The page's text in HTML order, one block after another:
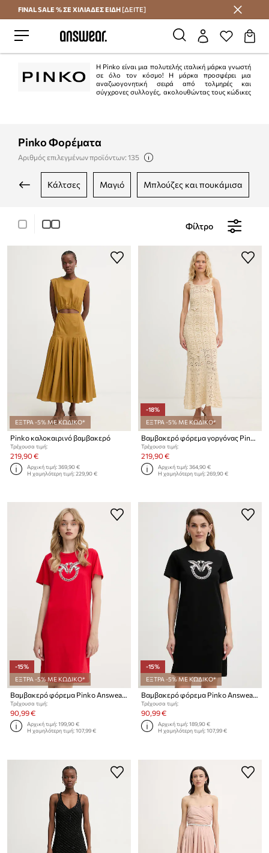
Εξοικονομήστε με το Answear Club
FINAL SALE % ΣΕ ΧΙΛΙΑΔΕΣ ΕΙΔΗ [ΔΕΙΤΕ]
Η Pinko είναι μια πολυτελής ιταλική μάρκα γνωστή
σε όλο τον κόσμο! Η μάρκα προσφέρει μια
αναζωογονητική σειρά από τολμηρές και
σύγχρονες συλλογές, ακολουθώντας τους κώδικες
Pinko Φορέματα
Αριθμός επιλεγμένων προϊόντων: 135
κάλτσες μαγιό μπλούζες και πουκάμισα
Φίλτρο
ΕΞΤΡΑ -5% ΜΕ ΚΩΔΙΚΟ*
Pinko καλοκαιρινό βαμβακερό
Τρέχουσα τιμή:
219,90 €
Αρχική τιμή:369,90 €
Η χαμηλότερη τιμή:229,90 €
-18%
ΕΞΤΡΑ -5% ΜΕ ΚΩΔΙΚΟ*
Βαμβακερό φόρεμα γοργόνας Pinko
Τρέχουσα τιμή:
219,90 €
Αρχική τιμή:364,90 €
Η χαμηλότερη τιμή:269,90 €
-15%
ΕΞΤΡΑ -5% ΜΕ ΚΩΔΙΚΟ*
Βαμβακερό φόρεμα Pinko Answear Exclusive
Τρέχουσα τιμή:
90,99 €
Αρχική τιμή:199,90 €
Η χαμηλότερη τιμή:107,99 €
-15%
ΕΞΤΡΑ -5% ΜΕ ΚΩΔΙΚΟ*
Βαμβακερό φόρεμα Pinko Answear Exclusive
Τρέχουσα τιμή:
90,99 €
Αρχική τιμή:189,90 €
Η χαμηλότερη τιμή:107,99 €